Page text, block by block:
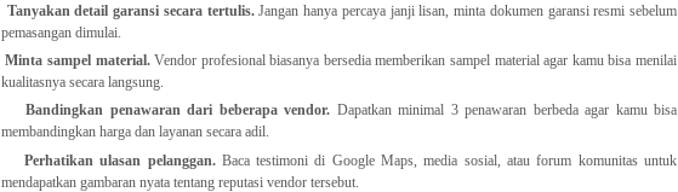
Tanyakan detail garansi secara tertulis.Jangan hanya percaya janji lisan, minta dokumen garansi resmi sebelum
pemasangan dimulai.
Minta sampel material.Vendor profesional biasanya bersedia memberikan sampel material agar kamu bisa menilai
kualitasnya secara langsung.
Bandingkan penawaran dari beberapa vendor. Dapatkan minimal 3 penawaran berbeda agar kamu bisa
membandingkan harga dan layanan secara adil.
Perhatikan ulasan pelanggan.Baca testimoni di Google Maps, media sosial, atau forum komunitas untuk
mendapatkan gambaran nyata tentang reputasi vendor tersebut.